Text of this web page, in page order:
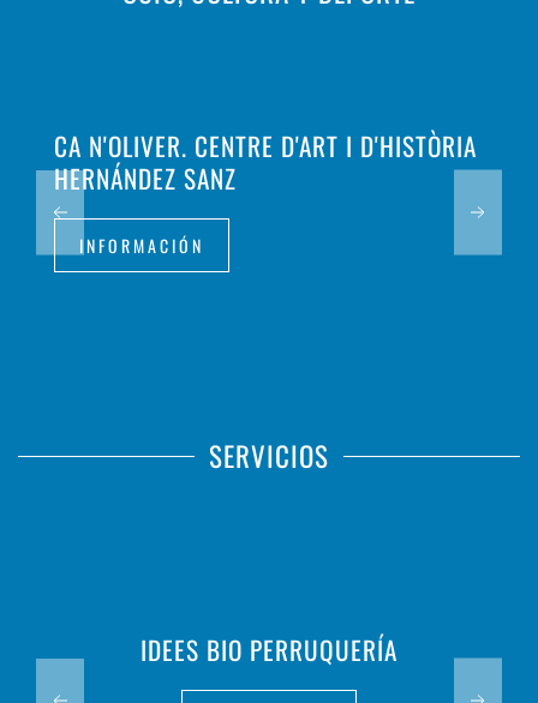
CA N'OLIVER. CENTRE D'ART I D'HISTÒRIA
HERNÁNDEZ SANZ
INFORMACIÓN
SERVICIOS
IDEES BIO PERRUQUERÍA